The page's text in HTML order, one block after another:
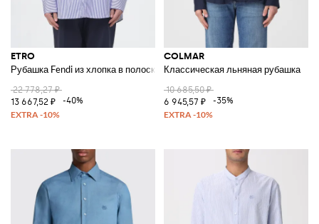
ETRO
Рубашка Fendi из хлопка в полоску
22 778,27 ₽
13 667,52 ₽
-40%
COLMAR
Классическая льняная рубашка
10 685,50 ₽
6 945,57 ₽
-35%